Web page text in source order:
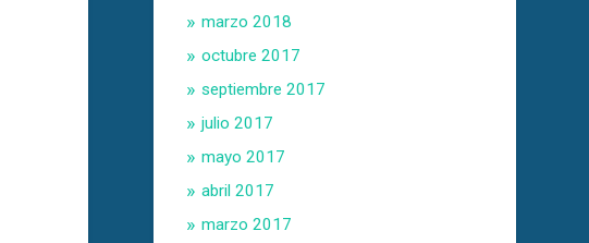
marzo 2018
octubre 2017
septiembre 2017
julio 2017
mayo 2017
abril 2017
marzo 2017